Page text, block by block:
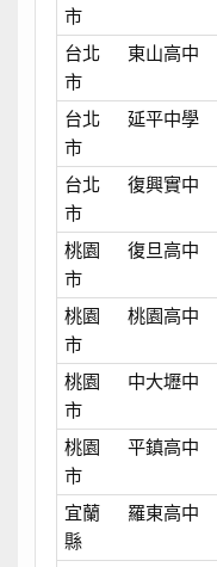
市
台北
市
東山高中
台北
市
延平中學
台北
市
復興實中
桃園
市
復旦高中
桃園
市
桃園高中
桃園
市
中大壢中
桃園
市
平鎮高中
宜蘭
縣
羅東高中